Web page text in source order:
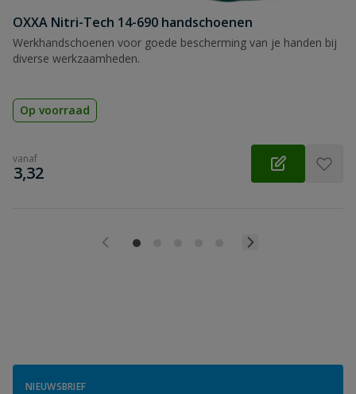
OXXA Nitri-Tech 14-690 handschoenen
Werkhandschoenen voor goede bescherming van je handen bij
diverse werkzaamheden.
Op voorraad
vanaf
€
3,32
NIEUWSBRIEF